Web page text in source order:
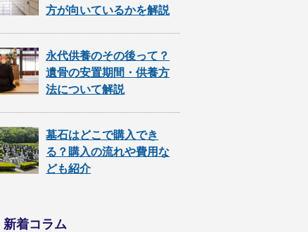
方が向いているかを解説
永代供養のその後って？
遺骨の安置期間・供養方
法について解説
墓石はどこで購入でき
る？購入の流れや費用な
ども紹介
新着コラム